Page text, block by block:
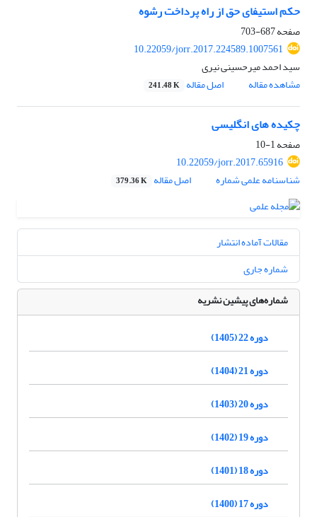
حکم استیفای حق از راه پرداخت رشوه
صفحه687-703
10.22059/jorr.2017.224589.1007561
سید احمد میرحسینی نیری
مشاهده مقاله
اصل مقاله 241.48 K
چکیده های انگلیسی
صفحه1-10
10.22059/jorr.2017.65916
شناسنامه علمی شماره
اصل مقاله 379.36 K
مقالات آماده انتشار
شماره جاری
شماره‌های پیشین نشریه
دوره 22 (1405)
دوره 21 (1404)
دوره 20 (1403)
دوره 19 (1402)
دوره 18 (1401)
دوره 17 (1400)